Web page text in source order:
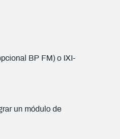
BP FM) o IXI-
un módulo de